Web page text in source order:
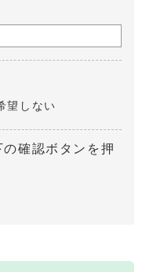
望しない
確認ボタンを押